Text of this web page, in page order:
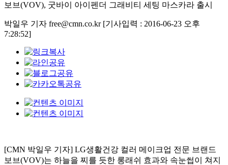
보브(VOV), 굿바이 아이펜더 그래비티 세팅 마스카라 출시
박일우 기자 free@cmn.co.kr [기사입력 : 2016-06-23 오후
7:28:52]
[CMN 박일우 기자] LG생활건강 컬러 메이크업 전문 브랜드
보브(VOV)는 하늘을 찌를 듯한 롱래쉬 효과와 속눈썹이 쳐지